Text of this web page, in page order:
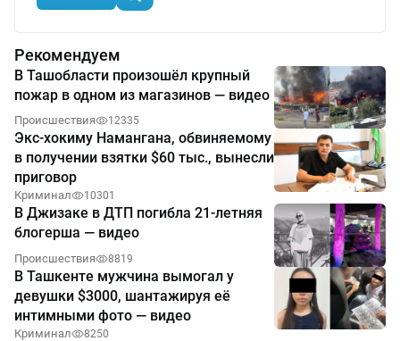
Рекомендуем
В Ташобласти произошёл крупный
пожар в одном из магазинов — видео
Происшествия 12335
Экс-хокиму Намангана, обвиняемому
в получении взятки $60 тыс., вынесли
приговор
Криминал 10301
В Джизаке в ДТП погибла 21-летняя
блогерша — видео
Происшествия 8819
В Ташкенте мужчина вымогал у
девушки $3000, шантажируя её
интимными фото — видео
Криминал 8250